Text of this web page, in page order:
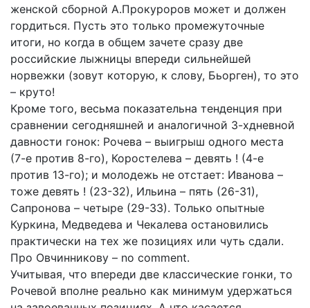
женской сборной А.Прокуроров может и должен
гордиться. Пусть это только промежуточные
итоги, но когда в общем зачете сразу две
российские лыжницы впереди сильнейшей
норвежки (зовут которую, к слову, Бьорген), то это
– круто!
Кроме того, весьма показательна тенденция при
сравнении сегодняшней и аналогичной 3-хдневной
давности гонок: Рочева – выигрыш одного места
(7-е против 8-го), Коростелева – девять ! (4-е
против 13-го); и молодежь не отстает: Иванова –
тоже девять ! (23-32), Ильина – пять (26-31),
Сапронова – четыре (29-33). Только опытные
Куркина, Медведева и Чекалева остановились
практически на тех же позициях или чуть сдали.
Про Овчинникову – no comment.
Учитывая, что впереди две классические гонки, то
Рочевой вполне реально как минимум удержаться